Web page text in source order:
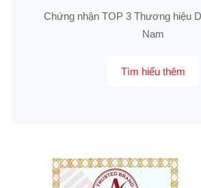
Chứng nhận TOP 3 Thương hiệu
Nam
Tìm hiểu thêm